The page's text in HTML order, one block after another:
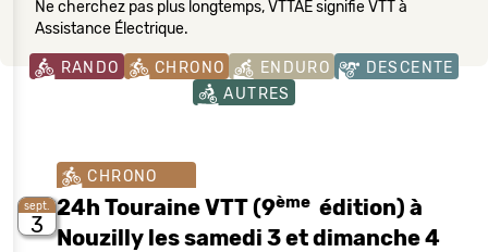
Ne cherchez pas plus longtemps, VTTAE signifie VTT à
Assistance Électrique.
RANDO CHRONO ENDURO
DESCENTE
AUTRES
sept.
3
CHRONO
24h Touraine VTT (9ème édition) à
Nouzilly les samedi 3 et dimanche 4